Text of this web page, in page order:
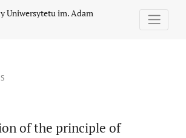
Uniwersytetu im. Adam
of the principle of